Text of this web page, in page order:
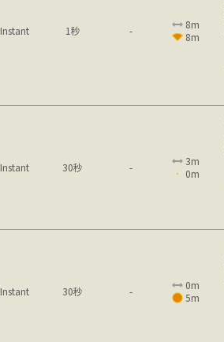
Instant 1秒 -
8m
8m
Instant 30秒 -
3m
0m
Instant 30秒 -
0m
5m